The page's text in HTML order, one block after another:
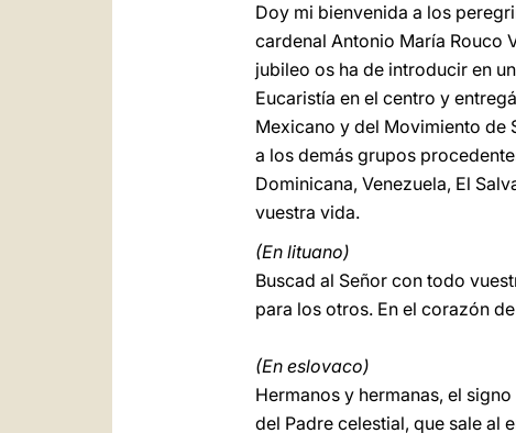
Doy mi bienvenida a los
cardenal Antonio María Rouco
jubileo os ha de introducir en
Eucaristía en el centro y
Mexicano y del Movimiento de
a los demás grupos
Dominicana, Venezuela, El
vuestra vida.
(En lituano)
Buscad al Señor con todo
para los otros. En el corazón
(En eslovaco)
Hermanos y hermanas, el
del Padre celestial, que sale al